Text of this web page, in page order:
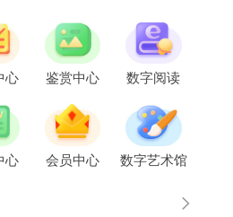
心 鉴赏中心 数字阅读
心 会员中心 数字艺术馆